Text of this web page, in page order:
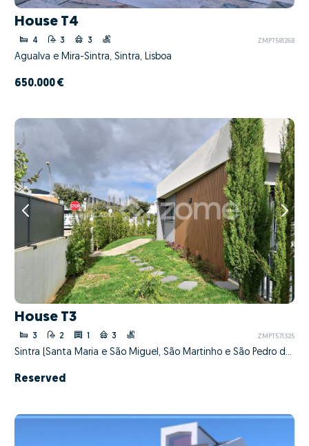
House T4
4 3 3 ZMPT581268
Agualva e Mira-Sintra, Sintra, Lisboa
650.000 €
House T3
3 2 1 3 ZMPT571325
Sintra (Santa Maria e São Miguel, São Martinho e São Pedro de Penaferrim), Sintra, Lisboa
Reserved